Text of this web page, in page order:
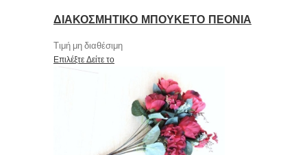
ΔΙΑΚΟΣΜΗΤΙΚΟ ΜΠΟΥΚΕΤΟ ΠΕΟΝΙΑ
Τιμή μη διαθέσιμη
Επιλέξτε Δείτε το